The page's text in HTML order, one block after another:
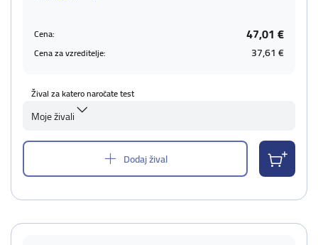
Cena: 47,01 €
Cena za vzreditelje: 37,61 €
Žival za katero naročate test
Moje živali
Dodaj žival